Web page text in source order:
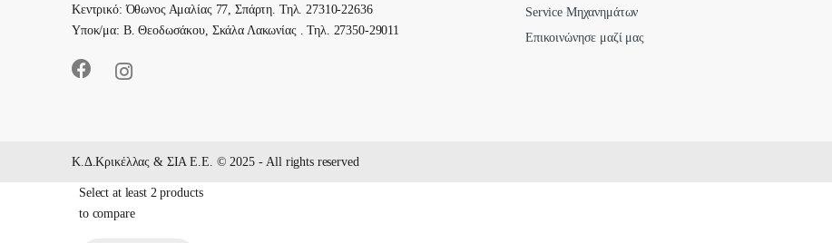
Κεντρικό: Όθωνος Αμαλίας 77, Σπάρτη. Τηλ. 27310-22636
Υποκ/μα: Β. Θεοδωσάκου, Σκάλα Λακωνίας . Τηλ. 27350-29011
Service Μηχανημάτων
Επικοινώνησε μαζί μας
Κ.Δ.Κρικέλλας & ΣΙΑ E.Ε. © 2025 - All rights reserved
Select at least 2 products
to compare